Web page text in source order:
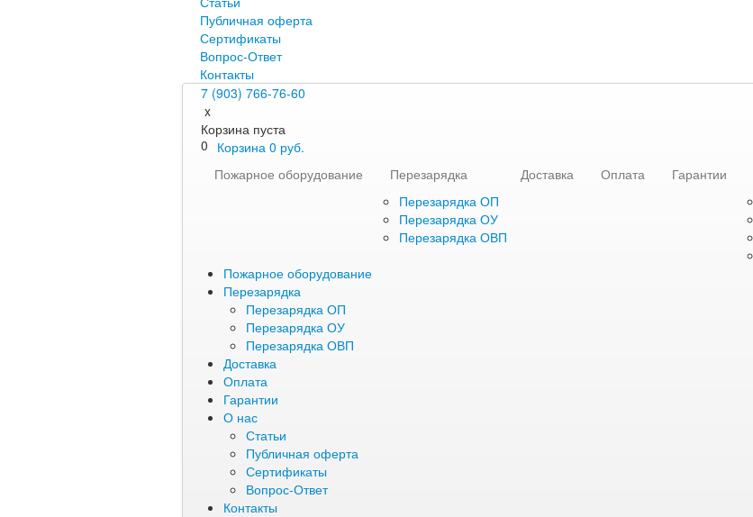
Публичная оферта
Сертификаты
Вопрос-Ответ
Контакты
7 (903) 766-76-60
x
Корзина пуста
0 Корзина 0 руб.
Пожарное оборудование
Перезарядка
Перезарядка ОП
Перезарядка ОУ
Перезарядка ОВП
Доставка Оплата Гарантии
Пожарное оборудование
Перезарядка
Перезарядка ОП
Перезарядка ОУ
Перезарядка ОВП
Доставка
Оплата
Гарантии
О нас
Статьи
Публичная оферта
Сертификаты
Вопрос-Ответ
Контакты